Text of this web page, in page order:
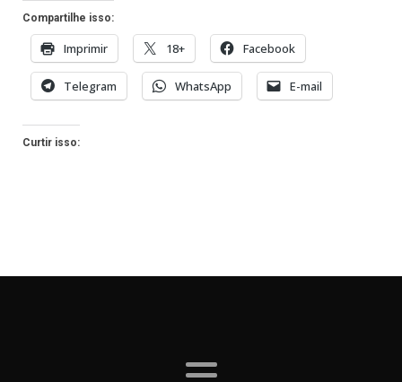
Compartilhe isso:
Imprimir 18+ Facebook
Telegram WhatsApp E-mail
Curtir isso: